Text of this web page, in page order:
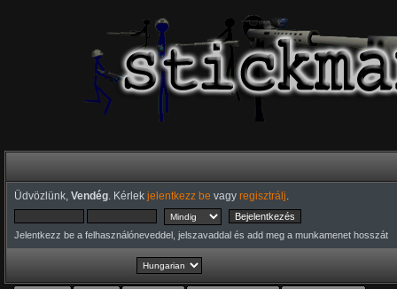
Üdvözlünk, Vendég. Kérlek jelentkezz be vagy regisztrálj
Jelentkezz be a felhasználóneveddel, jelszavaddal és add meg a munkamenet hosszát